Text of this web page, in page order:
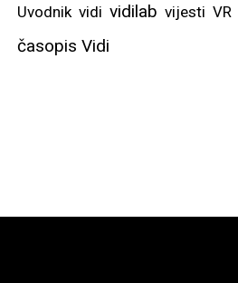
Uvodnik vidi vidilab vijesti VR
časopis Vidi